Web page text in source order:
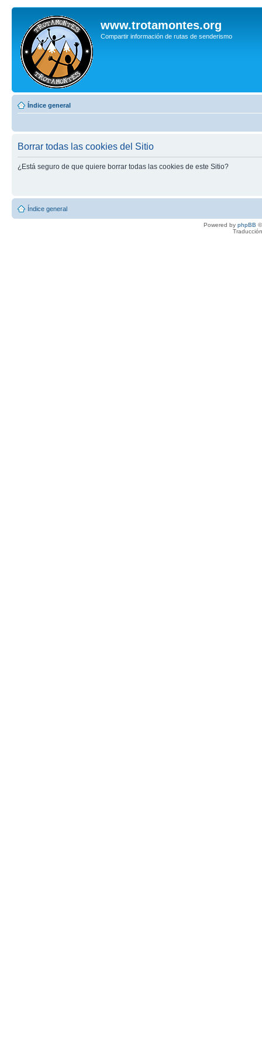
www.trotamontes.org
Compartir información de rutas de senderismo
Índice general
Borrar todas las cookies del Sitio
¿Está seguro de que quiere borrar todas las cookies de este Sitio?
Índice general
Powered by phpBB